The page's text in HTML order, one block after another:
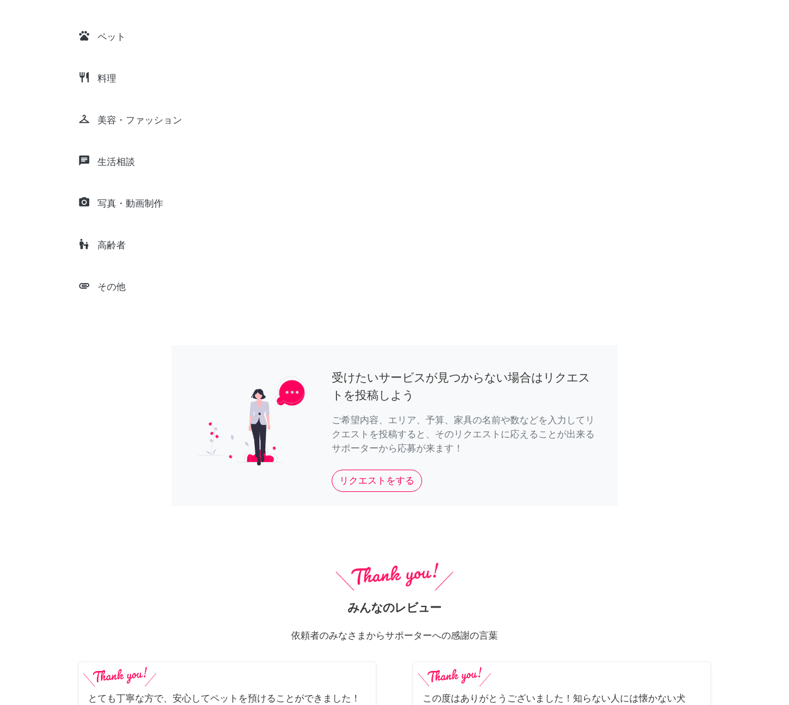
pets ペット
restaurant 料理
checkroom 美容・ファッション
chat 生活相談
camera_alt 写真・動画制作
escalator_warning 高齢者
attachment その他
受けたいサービスが見つからない場合はリクエス
トを投稿しよう
ご希望内容、エリア、予算、家具の名前や数などを入力してリ
クエストを投稿すると、そのリクエストに応えることが出来る
サポーターから応募が来ます！
リクエストをする
みんなのレビュー
依頼者のみなさまからサポーターへの感謝の言葉
とても丁寧な方で、安心してペットを預けることができました！
この度はありがとうございました！知らない人には懐かない犬